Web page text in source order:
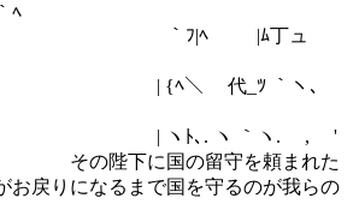
ﾍ
|ﾍ |ﾑ丁ュ
代_ﾂ ｀ヽ、
､. ヽ ｀ヽ. , '
その陛下に国の留守を頼まれた
お戻りになるまで国を守るのが我らの